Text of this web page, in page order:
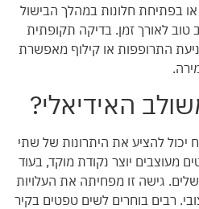
בפתיחת חלונות במהלך הבישול
לאורך זמן. בדיקה תקופתית
התרופפות או קילוף מאפשרת
האידיאלי?
להציע את היתרונות של שתי
מעוצבים יוצר נקודת מוקד, בעוד
גישה זו מפחיתה את העלויות
רבים בוחרים לשים טפטים בקיר